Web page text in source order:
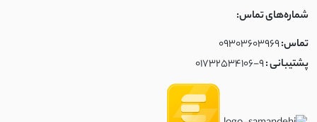
شماره‌های تماس:
تماس:09303603969
پشتیبانی :01732534106-9